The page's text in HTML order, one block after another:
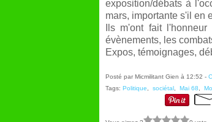
exposition/débats à
mars, importante s'il en
Ils m'ont fait
évènements, les
Expos, témoignages,
Posté par Micmilitant Gien à 12:52 -
Tags: Politique sociétal Mai 68